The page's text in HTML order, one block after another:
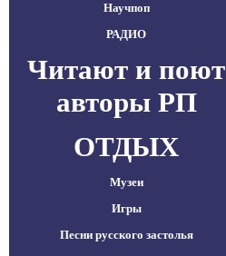
Научпоп
РАДИО
Читают и поют
авторы РП
ОТДЫХ
Музеи
Игры
Песни русского застолья